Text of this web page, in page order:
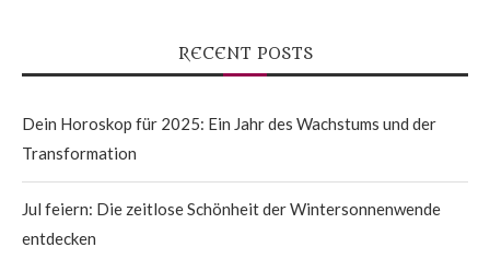
RECENT POSTS
Dein Horoskop für 2025: Ein Jahr des Wachstums und der
Transformation
Jul feiern: Die zeitlose Schönheit der Wintersonnenwende
entdecken